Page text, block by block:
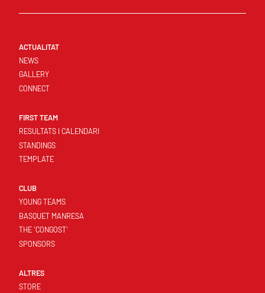
ACTUALITAT
NEWS
GALLERY
CONNECT
FIRST TEAM
RESULTATS I CALENDARI
STANDINGS
TEMPLATE
CLUB
YOUNG TEAMS
BASQUET MANRESA
THE 'CONGOST'
SPONSORS
ALTRES
STORE